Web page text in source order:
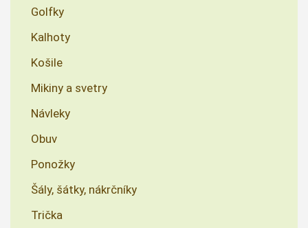
Golfky
Kalhoty
Košile
Mikiny a svetry
Návleky
Obuv
Ponožky
Šály, šátky, nákrčníky
Trička